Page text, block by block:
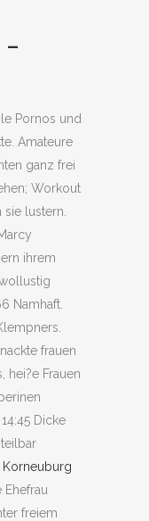
–
Pornos und
Amateure
ganz frei
Workout
lustern.
ihrem
Namhaft.
frauen
hei?e Frauen
Dicke
Korneuburg
Ehefrau
freiem